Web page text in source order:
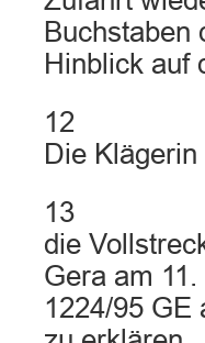
Buchstaben
Hinblick auf
12
Die
13
die
Gera am
1224/95 GE